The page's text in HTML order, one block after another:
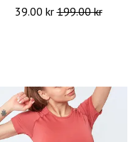
39.00 kr199.00 kr